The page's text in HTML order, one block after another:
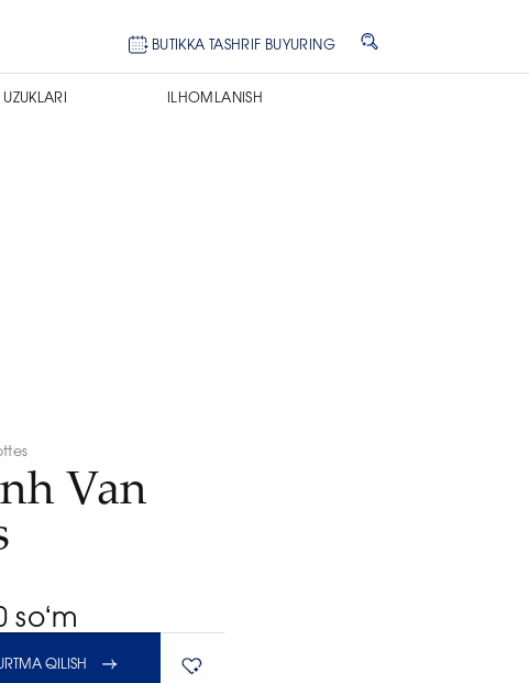
BUTIKKA TASHRIF BUYURING
ILHOMLANISH
Van
soʻm
QILISH